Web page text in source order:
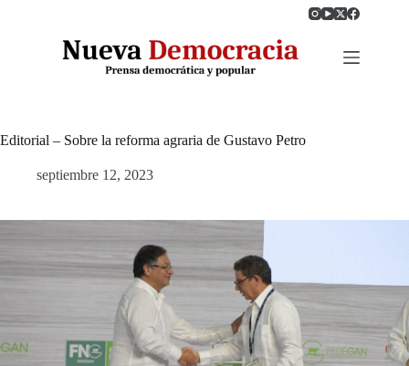
Editorial – Sobre la reforma agraria de Gustavo Petro
septiembre 12, 2023